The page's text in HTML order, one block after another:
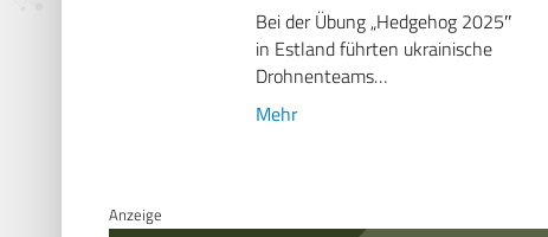
Bei der Übung „Hedgehog 2025″
in Estland führten ukrainische
Drohnenteams…
Mehr
Anzeige